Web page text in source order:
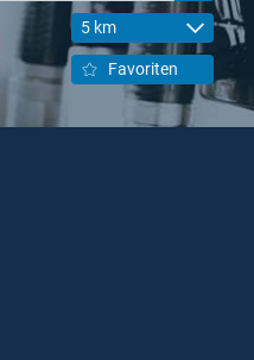
5 km
Favoriten